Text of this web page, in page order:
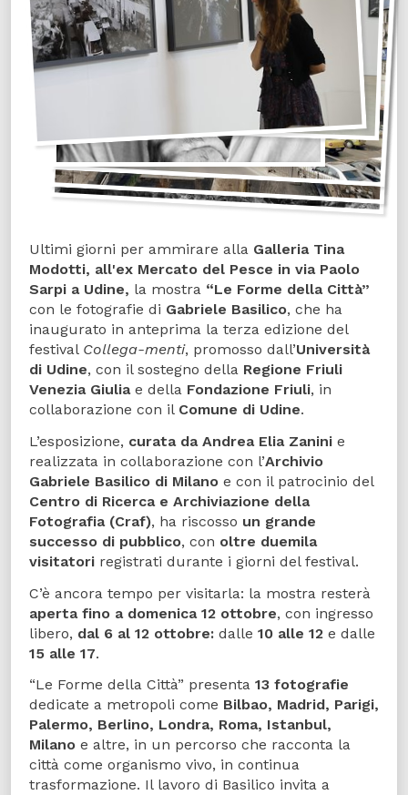
Ultimi giorni per ammirare alla Galleria Tina
Modotti, all'ex Mercato del Pesce in via Paolo
Sarpi a Udine, la mostra “Le Forme della Città”
con le fotografie di Gabriele Basilico, che ha
inaugurato in anteprima la terza edizione del
festival Collega-menti, promosso dall’Università
di Udine, con il sostegno della Regione Friuli
Venezia Giuliae della Fondazione Friuli, in
collaborazione con il Comune di Udine.
L’esposizione, curata da Andrea Elia Zanini e
realizzata in collaborazione con l’Archivio
Gabriele Basilico di Milano e con il patrocinio del
Centro di Ricerca e Archiviazione della
Fotografia (Craf), ha riscosso un grande
successo di pubblico, con oltre duemila
visitatori registrati durante i giorni del festival.
C’è ancora tempo per visitarla: la mostra resterà
aperta fino a domenica 12 ottobre, con ingresso
libero, dal 6 al 12 ottobre: dalle 10 alle 12 e dalle
15 alle 17.
“Le Forme della Città” presenta 13 fotografie
dedicate a metropoli come Bilbao, Madrid, Parigi,
Palermo, Berlino, Londra, Roma, Istanbul,
Milano e altre, in un percorso che racconta la
città come organismo vivo, in continua
trasformazione. Il lavoro di Basilico invita a